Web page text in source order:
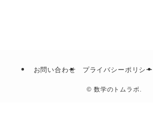
お問い合わせ プライバシーポリシー
© 数学のトムラボ.